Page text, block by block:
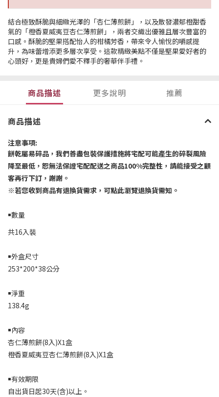
結合極致酥脆與細緻光澤的「杏仁薄煎餅」，以及散發濃郁橙甜香
氣的「橙香夏威夷豆杏仁薄煎餅」，兩者交織出優雅且層次豐富的
口感。酥脆的堅果搭配怡人的柑橘芳香，帶來令人愉悅的嚼感提
升，為味蕾增添更多層次享受。這款精緻美點不僅是堅果愛好者的
心頭好，更是貴婦們愛不釋手的奢華伴手禮。
商品描述 更多說明 推薦
商品描述
注意事項:
餅乾屬易碎品，我們善盡包裝保護措施將宅配可能產生的碎裂風險
降至最低，恕無法保證宅配配送之商品100%完整性，請能接受之顧
客再行下訂，謝謝。
※若您收到商品有退換貨需求，可點此瀏覽退換貨需知。
￭數量
共16入裝
￭外盒尺寸
253*200*38公分
￭淨重
138.4g
￭內容
杏仁薄煎餅(8入)X1盒
橙香夏威夷豆杏仁薄煎餅(8入)X1盒
￭有效期限
自出貨日起30天(含)以上。